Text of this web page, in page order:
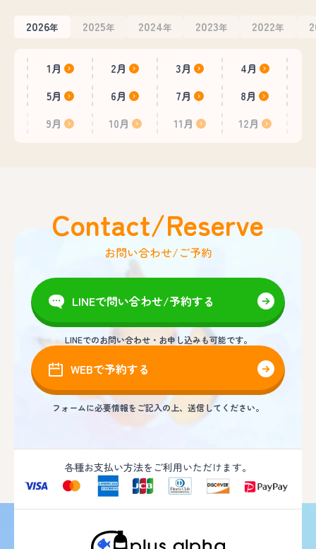
2026年 2025年 2024年 2023年 2022年
1月 2月 3月
4月
5月
6月 7月
8月
9月
10月 11月 12月
Contact/Reserve
お問い合わせ/ご予約
LINEで問い合わせ/予約する
LINEでのお問い合わせ・お申し込みも可能です。
WEBで予約する
フォームに必要情報をご記入の上、送信してください。
各種お支払い方法をご利用いただけます。